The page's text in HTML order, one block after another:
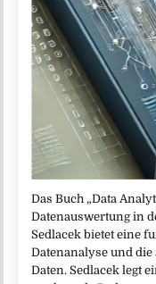
Das Buch „Data
Datenauswertung in
Sedlacek bietet eine
Datenanalyse und
Daten. Sedlacek legt